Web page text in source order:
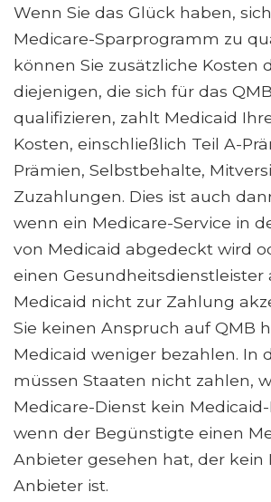
Wenn Sie das Glück haben,
Medicare-Sparprogramm zu
können Sie zusätzliche Kosten
diejenigen, die sich für das
qualifizieren, zahlt Medicaid
Kosten, einschließlich Teil A-
Prämien, Selbstbehalte,
Zuzahlungen. Dies ist auch
wenn ein Medicare-Service in
von Medicaid abgedeckt wird
einen Gesundheitsdienstleister
Medicaid nicht zur Zahlung
Sie keinen Anspruch auf QMB
Medicaid weniger bezahlen. In
müssen Staaten nicht zahlen,
Medicare-Dienst kein
wenn der Begünstigte einen
Anbieter gesehen hat, der kein
Anbieter ist.